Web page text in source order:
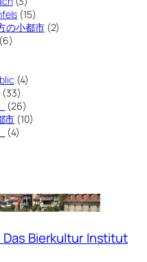
(15)
の小都市(2)
(6)
(4)
(33)
(26)
市 (10)
(4)
Bierkultur Institut